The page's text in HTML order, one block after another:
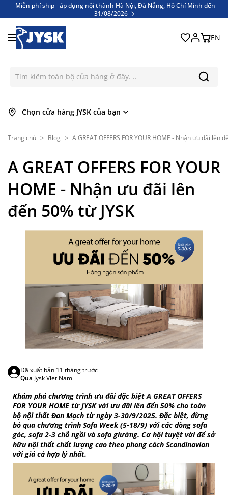
Miễn phí ship - áp dụng nội thành Hà Nội, Đà Nẵng, Hồ Chí Minh đến
31/08/2026
EN
Chọn cửa hàng JYSK của bạn
Trang chủ > Blog > A GREAT OFFERS FOR YOUR HOME - Nhận ưu đãi lên
A GREAT OFFERS FOR YOUR
HOME - Nhận ưu đãi lên
đến 50% từ JYSK
Đã xuất bản 11 tháng trước
Qua Jysk Viet Nam
Khám phá chương trình ưu đãi đặc biệt A GREAT OFFERS
FOR YOUR HOME từ JYSK với ưu đãi lên đến 50% cho toàn
bộ nội thất Đan Mạch từ ngày 3-30/9/2025. Đặc biệt, đừng
bỏ qua chương trình Sofa Week (5-18/9) với các dòng sofa
góc, sofa 2-3 chỗ ngồi và sofa giường. Cơ hội tuyệt vời để sở
hữu nội thất chất lượng cao theo phong cách Scandinavian
với giá cả hợp lý nhất.